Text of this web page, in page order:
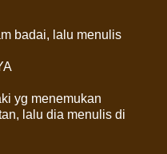
badai, lalu menulis
yg menemukan
lalu dia menulis di